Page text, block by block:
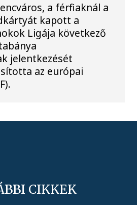
a férfiaknál a
kapott a
Ligája következő
jelentkezését
az európai
CIKKEK